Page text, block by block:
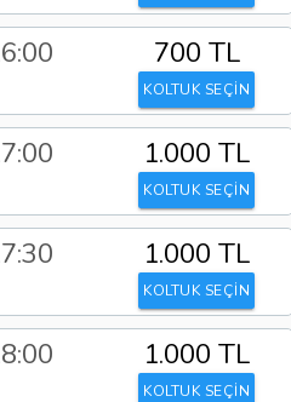
700 TL
KOLTUK SEÇİN
1.000 TL
KOLTUK SEÇİN
1.000 TL
KOLTUK SEÇİN
1.000 TL
KOLTUK SEÇİN